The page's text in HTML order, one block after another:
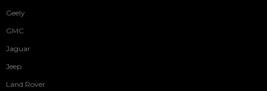
Geely
GMC
Jaguar
Jeep
Land Rover